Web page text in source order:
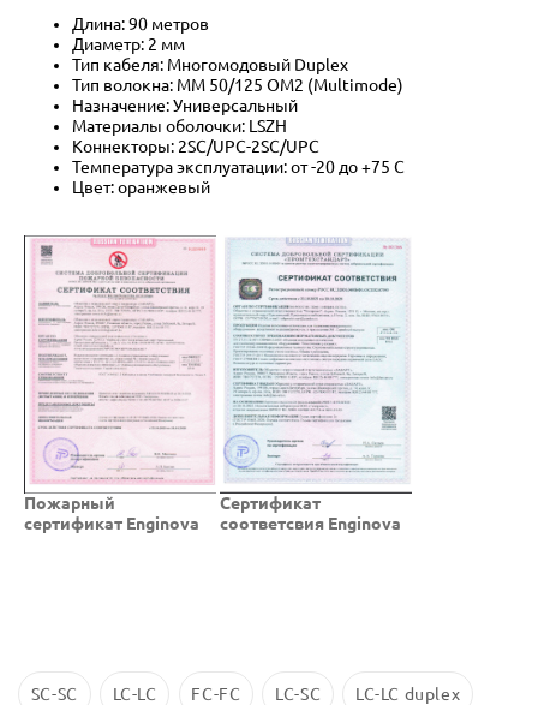
Длина: 90 метров
Диаметр: 2 мм
Тип кабеля: Многомодовый Duplex
Тип волокна: MM 50/125 OM2 (Multimode)
Назначение: Универсальный
Материалы оболочки: LSZH
Коннекторы: 2SC/UPC-2SC/UPC
Температура эксплуатации: от -20 до +75 C
Цвет: оранжевый
Пожарный
сертификат Enginova
Cертификат
соответсвия Enginova
SC-SC LC-LC FC-FC LC-SC LC-LC duplex